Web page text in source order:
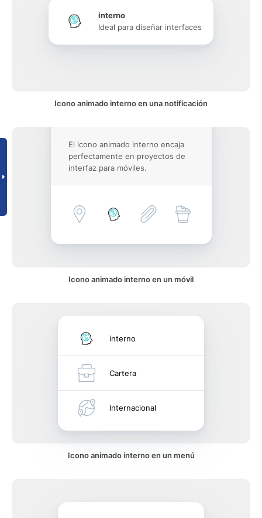
interno
Ideal para diseñar interfaces
Icono animado interno en una notificación
El icono animado interno encaja
perfectamente en proyectos de
interfaz para móviles.
Icono animado interno en un móvil
interno
Cartera
Internacional
Icono animado interno en un menú